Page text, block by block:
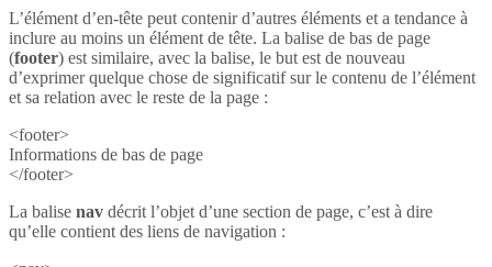
L’élément d’en-tête peut contenir d’autres éléments et a tendance à
inclure au moins un élément de tête. La balise de bas de page
(footer) est similaire, avec la balise, le but est de nouveau
d’exprimer quelque chose de significatif sur le contenu de l’élément
et sa relation avec le reste de la page :
<footer>
Informations de bas de page
</footer>
La balise nav décrit l’objet d’une section de page, c’est à dire
qu’elle contient des liens de navigation :